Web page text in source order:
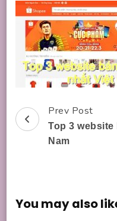
Post
Navigation
Prev Post
Top 3
Nam
You may also